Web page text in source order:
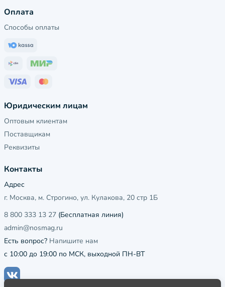
Оплата
Способы оплаты
Юридическим лицам
Оптовым клиентам
Поставщикам
Реквизиты
Контакты
Адрес
г. Москва, м. Строгино, ул. Кулакова, 20 стр 1Б
8 800 333 13 27 (Бесплатная линия)
admin@nosmag.ru
Есть вопрос? Напишите нам
с 10:00 до 19:00 по МСК, выходной ПН-ВТ